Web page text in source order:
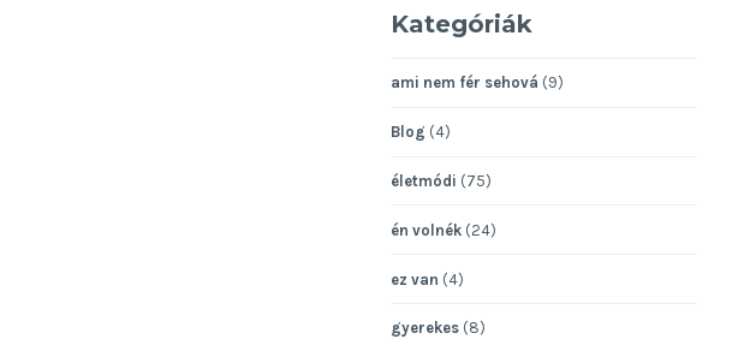
Kategóriák
ami nem fér sehová (9)
Blog (4)
életmódi (75)
én volnék (24)
ez van (4)
gyerekes (8)